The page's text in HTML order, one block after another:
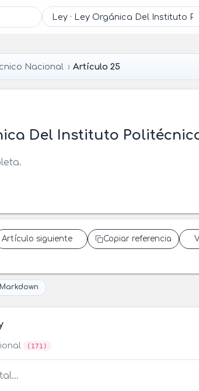
Nacional Artículo 25
Del Instituto
Artículo siguiente Copiar referencia
(171)